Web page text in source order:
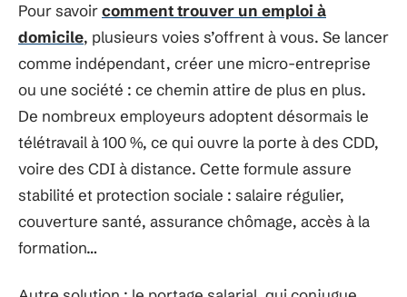
Pour savoircomment trouver un emploi à
domicile, plusieurs voies s’offrent à vous. Se lancer
comme indépendant, créer une micro-entreprise
ou une société : ce chemin attire de plus en plus.
De nombreux employeurs adoptent désormais le
télétravail à 100 %, ce qui ouvre la porte à des CDD,
voire des CDI à distance. Cette formule assure
stabilité et protection sociale : salaire régulier,
couverture santé, assurance chômage, accès à la
formation…